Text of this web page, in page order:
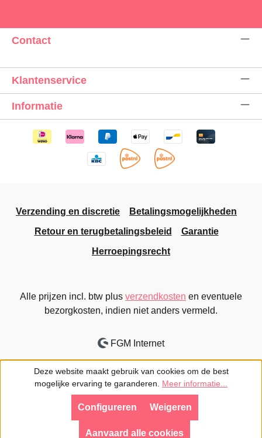
Contact
Klantenservice
Informatie
Verzending en discretie
Betalingsmogelijkheden
Retour en terugbetalingsbeleid
Garantie
Herroepingsrecht
Alle prijzen incl. btw plus verzendkosten en eventuele
bezorgkosten, indien niet anders vermeld.
FGM Internet
Deze website maakt gebruik van cookies om de best
mogelijke ervaring te garanderen. Meer informatie...
Weigeren
Configureren
Aanvaard alle cookies